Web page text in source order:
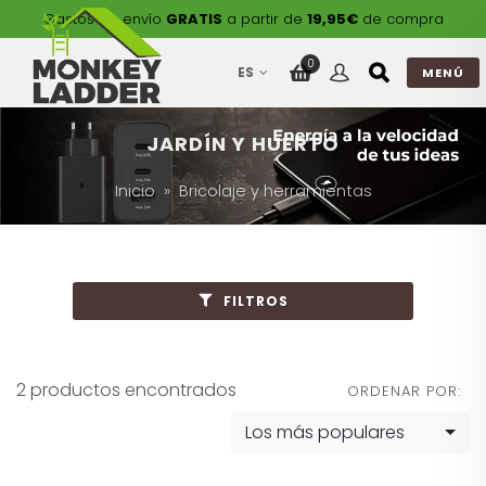
Gastos de envío GRATIS a partir de 19,95€de compra
ES 0
MENÚ
JARDÍN Y HUERTO
Inicio Bricolaje y herramientas
FILTROS
2 productos encontrados ORDENAR POR:
Los más populares